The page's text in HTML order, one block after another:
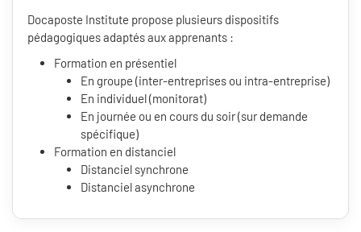
Docaposte Institute propose plusieurs dispositifs
pédagogiques adaptés aux apprenants :
Formation en présentiel
En groupe (inter-entreprises ou intra-entreprise)
En individuel (monitorat)
En journée ou en cours du soir (sur demande
spécifique)
Formation en distanciel
Distanciel synchrone
Distanciel asynchrone